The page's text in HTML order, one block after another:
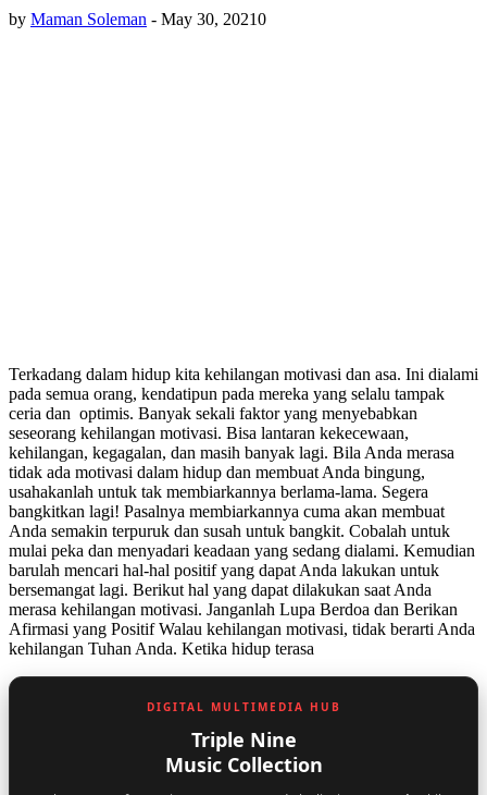
by Maman Soleman - May 30, 20210
Terkadang dalam hidup kita kehilangan motivasi dan asa. Ini dialami
pada semua orang, kendatipun pada mereka yang selalu tampak
ceria dan optimis. Banyak sekali faktor yang menyebabkan
seseorang kehilangan motivasi. Bisa lantaran kekecewaan,
kehilangan, kegagalan, dan masih banyak lagi. Bila Anda merasa
tidak ada motivasi dalam hidup dan membuat Anda bingung,
usahakanlah untuk tak membiarkannya berlama-lama. Segera
bangkitkan lagi! Pasalnya membiarkannya cuma akan membuat
Anda semakin terpuruk dan susah untuk bangkit. Cobalah untuk
mulai peka dan menyadari keadaan yang sedang dialami. Kemudian
barulah mencari hal-hal positif yang dapat Anda lakukan untuk
bersemangat lagi. Berikut hal yang dapat dilakukan saat Anda
merasa kehilangan motivasi. Janganlah Lupa Berdoa dan Berikan
Afirmasi yang Positif Walau kehilangan motivasi, tidak berarti Anda
kehilangan Tuhan Anda. Ketika hidup terasa
DIGITAL MULTIMEDIA HUB
Triple Nine
Music Collection